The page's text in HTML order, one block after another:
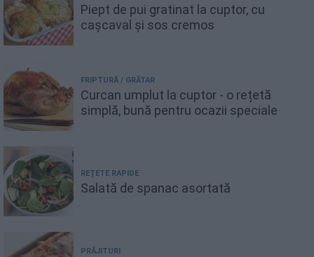
Piept de pui gratinat la cuptor, cu
cașcaval și sos cremos
FRIPTURĂ / GRĂTAR
Curcan umplut la cuptor - o rețetă
simplă, bună pentru ocazii speciale
REȚETE RAPIDE
Salată de spanac asortată
PRĂJITURI